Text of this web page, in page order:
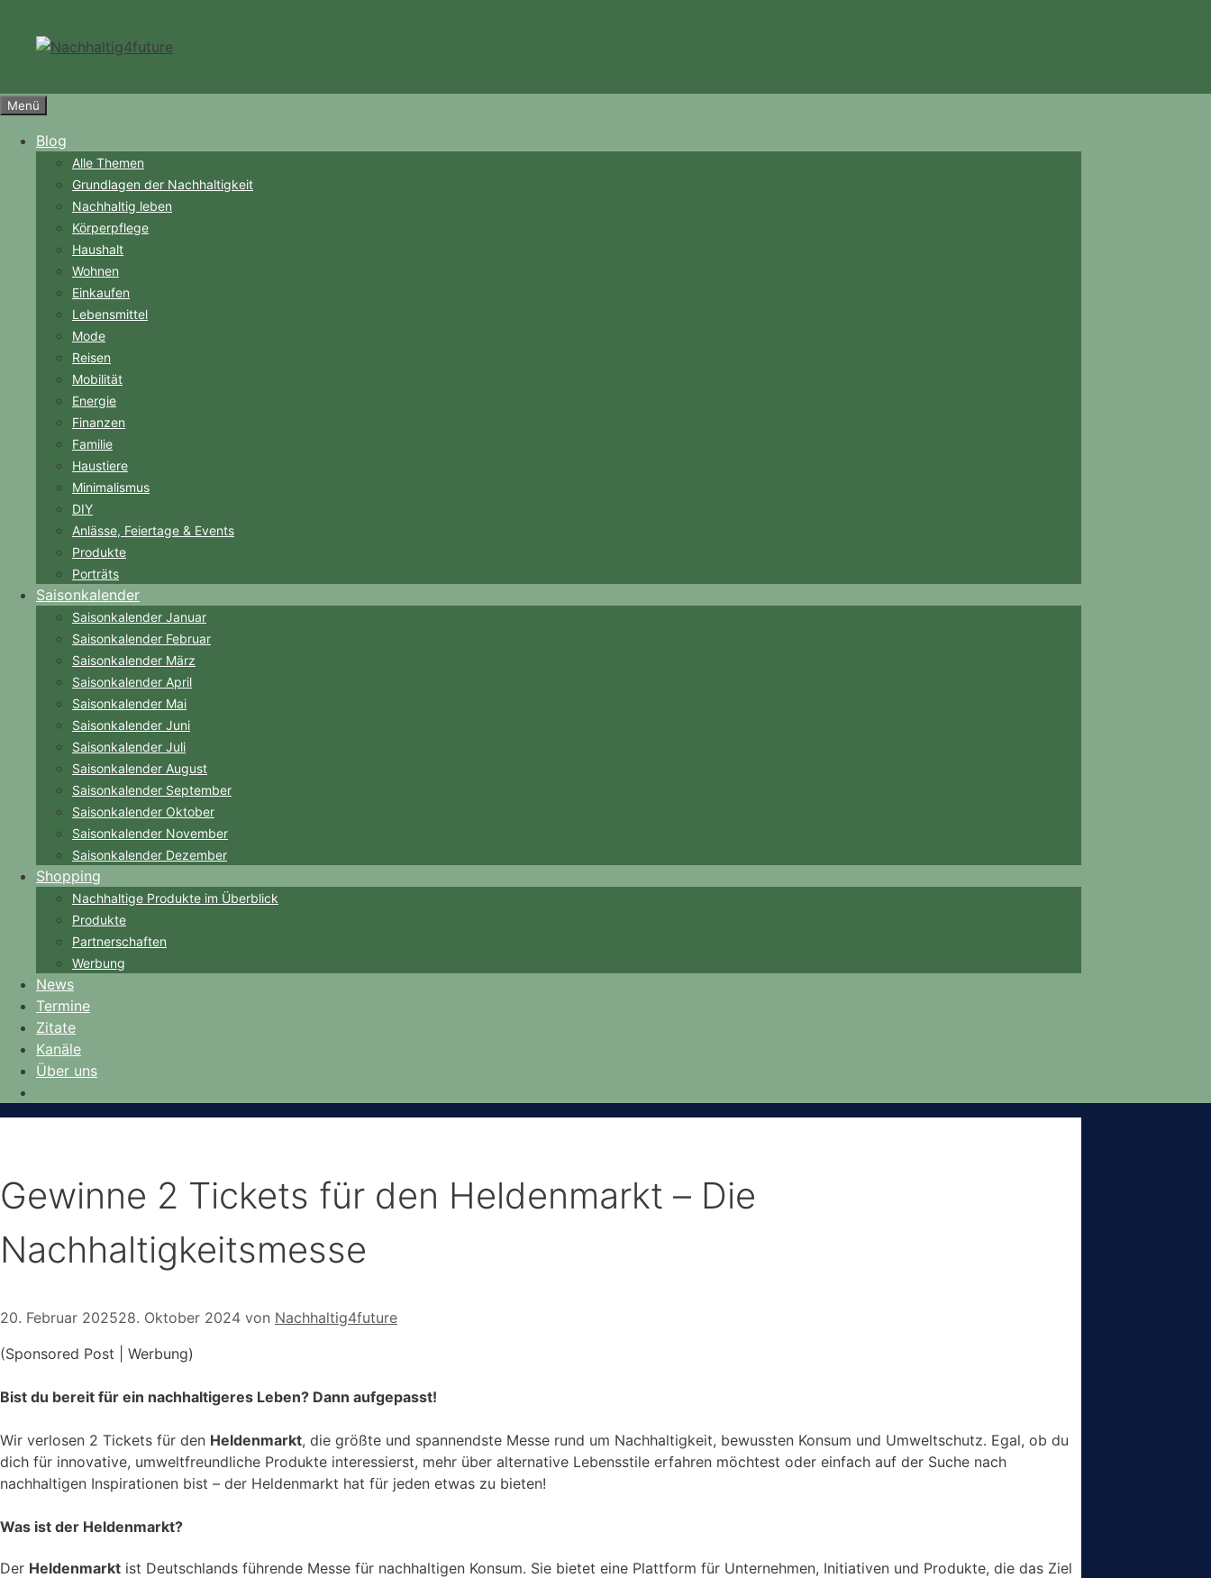
springen
Menü
Blog
Alle Themen
Grundlagen der Nachhaltigkeit
Nachhaltig leben
Körperpflege
Haushalt
Wohnen
Einkaufen
Lebensmittel
Mode
Reisen
Mobilität
Energie
Finanzen
Familie
Haustiere
Minimalismus
DIY
Anlässe, Feiertage & Events
Produkte
Porträts
Saisonkalender
Saisonkalender Januar
Saisonkalender Februar
Saisonkalender März
Saisonkalender April
Saisonkalender Mai
Saisonkalender Juni
Saisonkalender Juli
Saisonkalender August
Saisonkalender September
Saisonkalender Oktober
Saisonkalender November
Saisonkalender Dezember
Shopping
Nachhaltige Produkte im Überblick
Produkte
Partnerschaften
Werbung
News
Termine
Zitate
Kanäle
Über uns
Gewinne 2 Tickets für den Heldenmarkt – Die
Nachhaltigkeitsmesse
20. Februar 202528. Oktober 2024 von Nachhaltig4future
(Sponsored Post | Werbung)
Bist du bereit für ein nachhaltigeres Leben? Dann aufgepasst!
Wir verlosen 2 Tickets für den Heldenmarkt, die größte und spannendste Messe rund um Nachhaltigkeit, bewussten Konsum und Umweltschutz. Egal, ob du
dich für innovative, umweltfreundliche Produkte interessierst, mehr über alternative Lebensstile erfahren möchtest oder einfach auf der Suche nach
nachhaltigen Inspirationen bist – der Heldenmarkt hat für jeden etwas zu bieten!
Was ist der Heldenmarkt?
Der Heldenmarkt ist Deutschlands führende Messe für nachhaltigen Konsum. Sie bietet eine Plattform für Unternehmen, Initiativen und Produkte, die das Ziel